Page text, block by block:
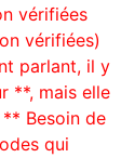
vérifiées
vérifiées)
parlant, il y
**, mais elle
Besoin de
qui